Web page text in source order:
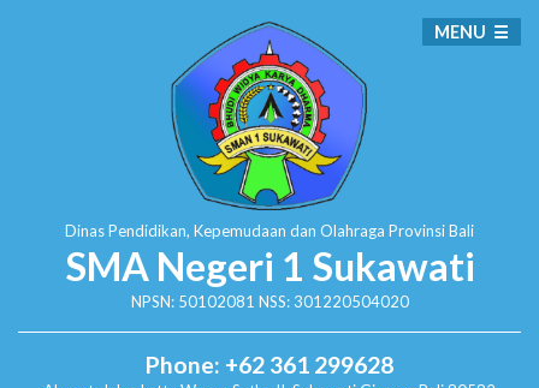
Dinas Pendidikan, Kepemudaan dan Olahraga Provinsi Bali
SMA Negeri 1 Sukawati
NPSN: 50102081 NSS: 301220504020
Phone: +62 361 299628
MENU